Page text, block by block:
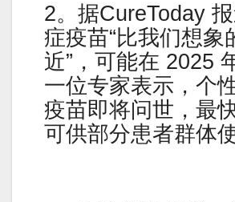
2。据CureToday
症疫苗“比我们想象
近”，可能在 2025
一位专家表示，个
疫苗即将问世，最
可供部分患者群体使